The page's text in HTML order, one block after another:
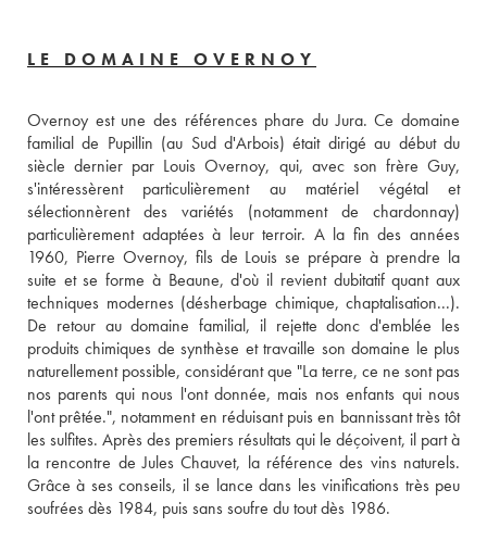
LE DOMAINE OVERNOY
Overnoy est une des références phare du Jura. Ce domaine
familial de Pupillin (au Sud d'Arbois) était dirigé au début du
siècle dernier par Louis Overnoy, qui, avec son frère Guy,
s'intéressèrent particulièrement au matériel végétal et
sélectionnèrent des variétés (notamment de chardonnay)
particulièrement adaptées à leur terroir. A la fin des années
1960, Pierre Overnoy, fils de Louis se prépare à prendre la
suite et se forme à Beaune, d'où il revient dubitatif quant aux
techniques modernes (désherbage chimique, chaptalisation...).
De retour au domaine familial, il rejette donc d'emblée les
produits chimiques de synthèse et travaille son domaine le plus
naturellement possible, considérant que "La terre, ce ne sont pas
nos parents qui nous l'ont donnée, mais nos enfants qui nous
l'ont prêtée.", notamment en réduisant puis en bannissant très tôt
les sulfites. Après des premiers résultats qui le déçoivent, il part à
la rencontre de Jules Chauvet, la référence des vins naturels.
Grâce à ses conseils, il se lance dans les vinifications très peu
soufrées dès 1984, puis sans soufre du tout dès 1986.